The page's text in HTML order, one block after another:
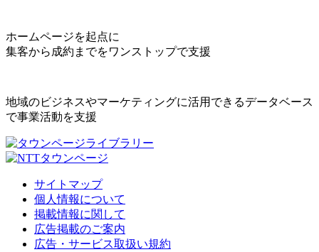
ホームページを起点に
集客から成約までをワンストップで支援
地域のビジネスやマーケティングに活用できるデータベース
で事業活動を支援
サイトマップ
個人情報について
掲載情報に関して
広告掲載のご案内
広告・サービス取扱い規約